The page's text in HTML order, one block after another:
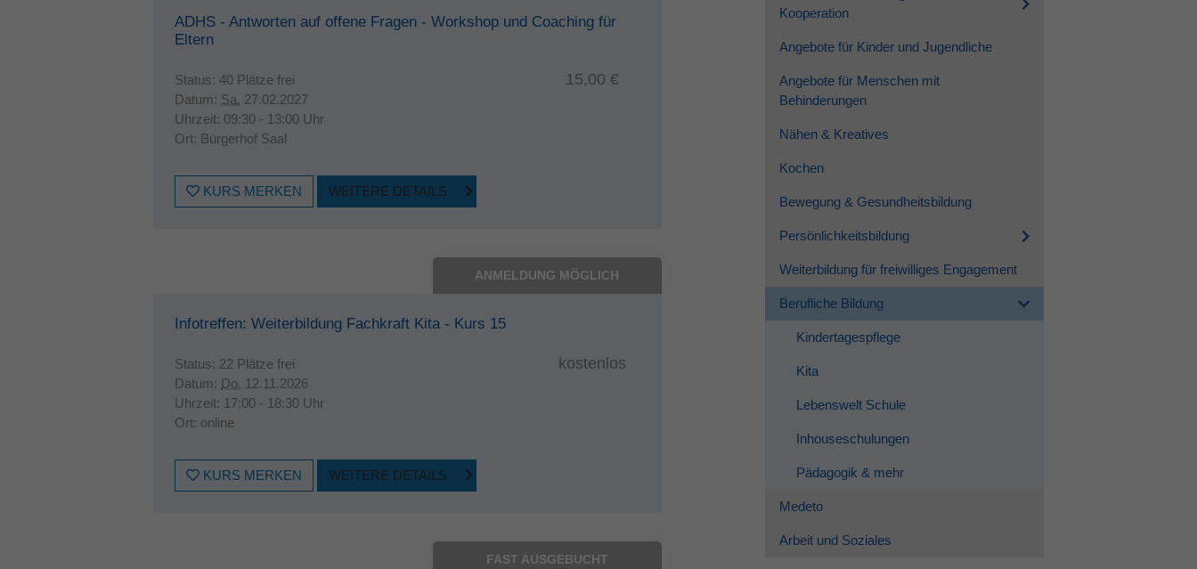
ADHS - Antworten auf offene Fragen - Workshop und Coaching für
Eltern
Status: 40 Plätze frei
Datum: Sa. 27.02.2027
Uhrzeit: 09:30 - 13:00 Uhr
Ort: Bürgerhof Saal
15,00 €
KURS MERKEN WEITERE DETAILS
ANMELDUNG MÖGLICH
Infotreffen: Weiterbildung Fachkraft Kita - Kurs 15
Status: 22 Plätze frei
Datum: Do. 12.11.2026
Uhrzeit: 17:00 - 18:30 Uhr
Ort: online
kostenlos
KURS MERKEN WEITERE DETAILS
FAST AUSGEBUCHT
Kooperation
Angebote für Kinder und Jugendliche
Angebote für Menschen mit
Behinderungen
Nähen & Kreatives
Kochen
Bewegung & Gesundheitsbildung
Persönlichkeitsbildung
Weiterbildung für freiwilliges Engagement
Berufliche Bildung
Kindertagespflege
Kita
Lebenswelt Schule
Inhouseschulungen
Pädagogik & mehr
Medeto
Arbeit und Soziales
Dieses Cookie wird verwendet, um Ihre Cookie-